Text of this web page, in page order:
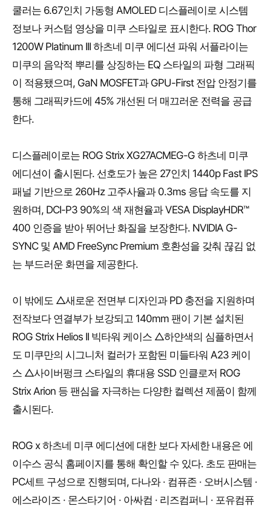
쿨러는 6.67인치 가동형 AMOLED 디스플레이로 시스템
정보나 커스텀 영상을 미쿠 스타일로 표시한다. ROG Thor
1200W Platinum III 하츠네 미쿠 에디션 파워 서플라이는
미쿠의 음악적 뿌리를 상징하는 EQ 스타일의 파형 그래픽
이 적용됐으며, GaN MOSFET과 GPU-First 전압 안정기를
통해 그래픽카드에 45% 개선된 더 매끄러운 전력을 공급
한다.
디스플레이로는 ROG Strix XG27ACMEG-G 하츠네 미쿠
에디션이 출시된다. 선호도가 높은 27인치 1440p Fast IPS
패널 기반으로 260Hz 고주사율과 0.3ms 응답 속도를 지
원하며, DCI-P3 90%의 색 재현율과 VESA DisplayHDR™
400 인증을 받아 뛰어난 화질을 보장한다. NVIDIA G-
SYNC 및 AMD FreeSync Premium 호환성을 갖춰 끊김 없
는 부드러운 화면을 제공한다.
이 밖에도 △새로운 전면부 디자인과 PD 충전을 지원하며
전작보다 연결부가 보강되고 140mm 팬이 기본 설치된
ROG Strix Helios II 빅타워 케이스 △하얀색의 심플하면서
도 미쿠만의 시그니처 컬러가 포함된 미들타워 A23 케이
스 △사이버펑크 스타일의 휴대용 SSD 인클로저 ROG
Strix Arion 등 팬심을 자극하는 다양한 컬렉션 제품이 함께
출시된다.
ROG x 하츠네 미쿠 에디션에 대한 보다 자세한 내용은 에
이수스 공식 홈페이지를 통해 확인할 수 있다. 초도 판매는
PC세트 구성으로 진행되며, 다나와 · 컴퓨존 · 오버시스템 ·
에스라이즈 · 몬스타기어 · 아싸컴 · 리즈컴퍼니 · 포유컴퓨